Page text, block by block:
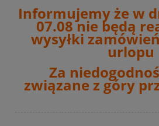
Informujemy że w
07.08 nie będą
wysyłki zamówień
urlopu
Za
związane z góry